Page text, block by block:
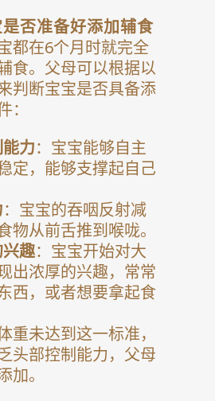
否准备好添加辅食
都在6个月时就完全
食。父母可以根据以
判断宝宝是否具备添
：
力：宝宝能够自主
定，能够支撑起自己
：宝宝的吞咽反射减
物从前舌推到喉咙。
趣：宝宝开始对大
出浓厚的兴趣，常常
西，或者想要拿起食
重未达到这一标准，
头部控制能力，父母
加。